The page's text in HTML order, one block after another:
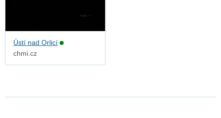
Ústí nad Orlicí
chmi.cz